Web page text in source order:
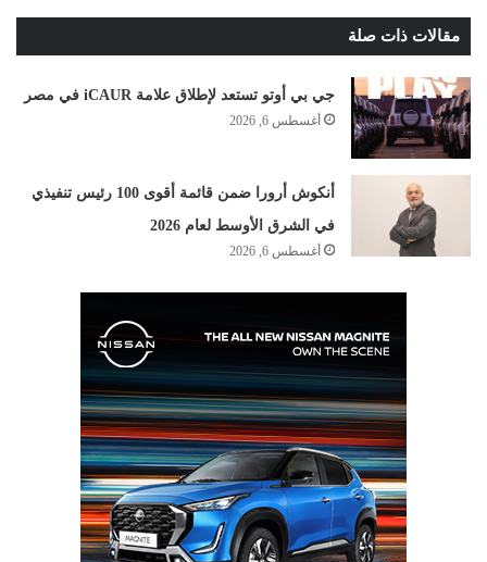
مقالات ذات صلة
جي بي أوتو تستعد لإطلاق علامة iCAUR في مصر
أغسطس 6, 2026
أنكوش أرورا ضمن قائمة أقوى 100 رئيس تنفيذي
في الشرق الأوسط لعام 2026
أغسطس 6, 2026